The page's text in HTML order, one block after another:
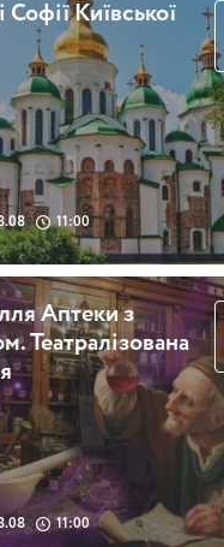
Софії Київської
11:00
Аптеки з
Театралізована
11:00